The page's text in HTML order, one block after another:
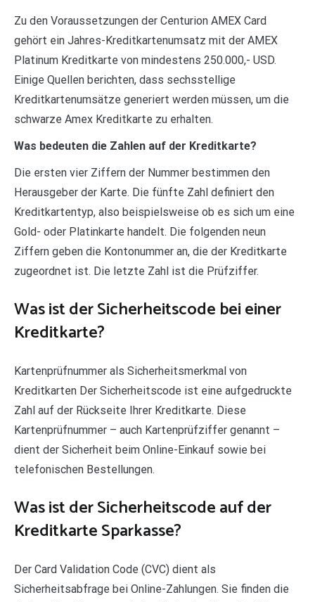
Zu den Voraussetzungen der Centurion AMEX Card
gehört ein Jahres-Kreditkartenumsatz mit der AMEX
Platinum Kreditkarte von mindestens 250.000,- USD.
Einige Quellen berichten, dass sechsstellige
Kreditkartenumsätze generiert werden müssen, um die
schwarze Amex Kreditkarte zu erhalten.
Was bedeuten die Zahlen auf der Kreditkarte?
Die ersten vier Ziffern der Nummer bestimmen den
Herausgeber der Karte. Die fünfte Zahl definiert den
Kreditkartentyp, also beispielsweise ob es sich um eine
Gold- oder Platinkarte handelt. Die folgenden neun
Ziffern geben die Kontonummer an, die der Kreditkarte
zugeordnet ist. Die letzte Zahl ist die Prüfziffer.
Was ist der Sicherheitscode bei einer
Kreditkarte?
Kartenprüfnummer als Sicherheitsmerkmal von
Kreditkarten Der Sicherheitscode ist eine aufgedruckte
Zahl auf der Rückseite Ihrer Kreditkarte. Diese
Kartenprüfnummer – auch Kartenprüfziffer genannt –
dient der Sicherheit beim Online-Einkauf sowie bei
telefonischen Bestellungen.
Was ist der Sicherheitscode auf der
Kreditkarte Sparkasse?
Der Card Validation Code (CVC) dient als
Sicherheitsabfrage bei Online-Zahlungen. Sie finden die